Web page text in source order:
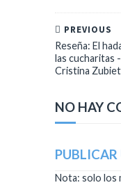
PREVIOUS
Reseña: El
las cucharitas -
Cristina
NO HAY
Nota: solo los